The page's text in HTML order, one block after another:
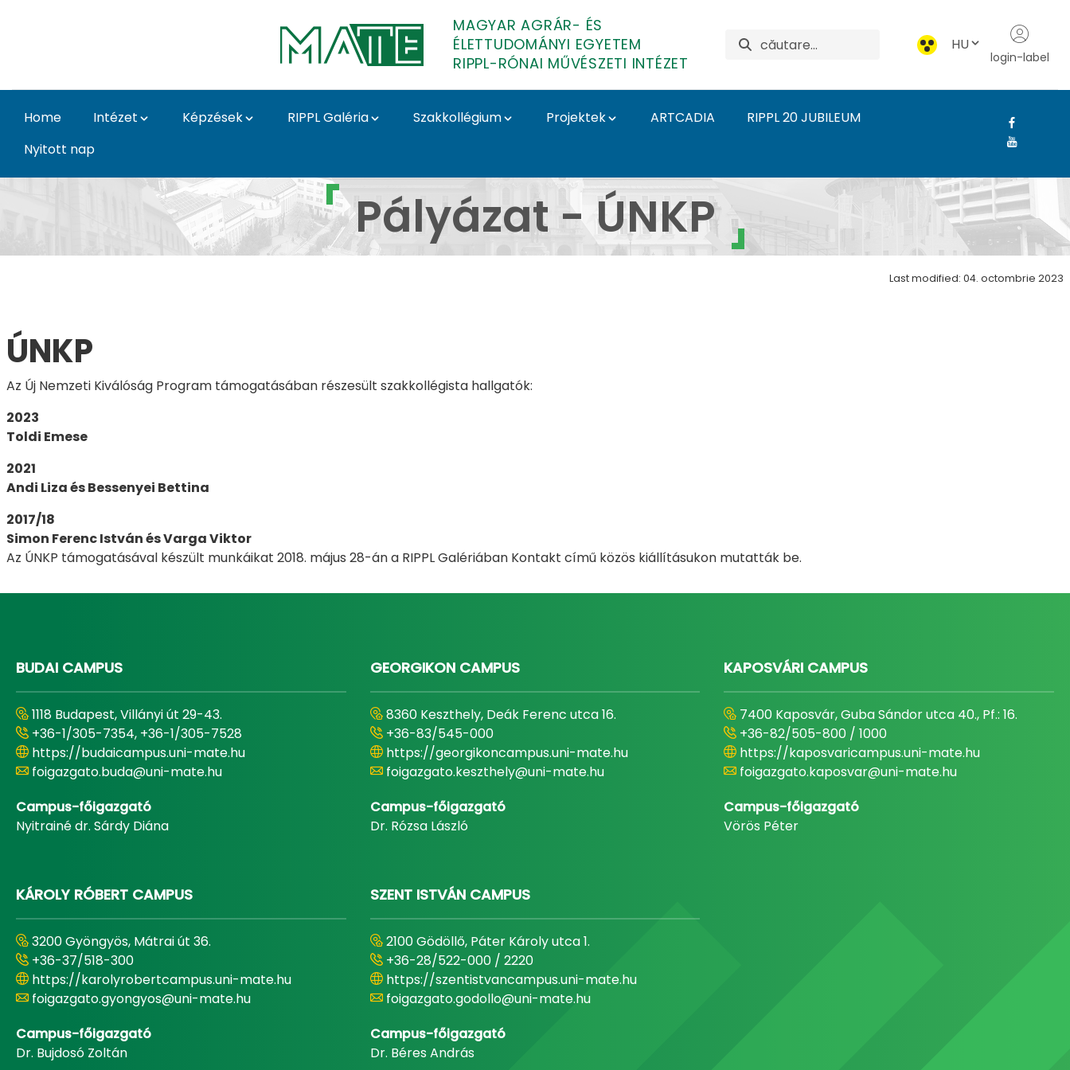
MAGYAR AGRÁR- ÉS
ÉLETTUDOMÁNYI EGYETEM
RIPPL-RÓNAI MŰVÉSZETI INTÉZET
HU
login-label
Home Intézet Képzések RIPPL Galéria Szakkollégium Projektek ARTCADIA
RIPPL 20 JUBILEUM
Nyitott nap
Pályázat - ÚNKP - Rippl-Rónai Művészeti Intézet
Pályázat - ÚNKP
Last modified: 04. octombrie 2023
ÚNKP
Az Új Nemzeti Kiválóság Program támogatásában részesült szakkollégista hallgatók:
2023
Toldi Emese
2021
Andi Liza és Bessenyei Bettina
2017/18
Simon Ferenc István és Varga Viktor
Az ÚNKP támogatásával készült munkáikat 2018. május 28-án a RIPPL Galériában Kontakt című közös kiállításukon mutatták be.
BUDAI CAMPUS
1118 Budapest, Villányi út 29-43.
+36-1/305-7354, +36-1/305-7528
https://budaicampus.uni-mate.hu
foigazgato.buda@uni-mate.hu
Campus-főigazgató
Nyitrainé dr. Sárdy Diána
GEORGIKON CAMPUS
8360 Keszthely, Deák Ferenc utca 16.
+36-83/545-000
https://georgikoncampus.uni-mate.hu
foigazgato.keszthely@uni-mate.hu
Campus-főigazgató
Dr. Rózsa László
KAPOSVÁRI CAMPUS
7400 Kaposvár, Guba Sándor utca 40., Pf.: 16.
+36-82/505-800 / 1000
https://kaposvaricampus.uni-mate.hu
foigazgato.kaposvar@uni-mate.hu
Campus-főigazgató
Vörös Péter
KÁROLY RÓBERT CAMPUS
3200 Gyöngyös, Mátrai út 36.
+36-37/518-300
https://karolyrobertcampus.uni-mate.hu
foigazgato.gyongyos@uni-mate.hu
Campus-főigazgató
Dr. Bujdosó Zoltán
SZENT ISTVÁN CAMPUS
2100 Gödöllő, Páter Károly utca 1.
+36-28/522-000 / 2220
https://szentistvancampus.uni-mate.hu
foigazgato.godollo@uni-mate.hu
Campus-főigazgató
Dr. Béres András